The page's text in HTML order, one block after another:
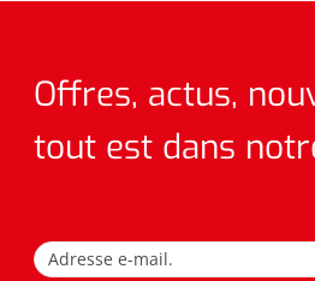
Offres, actus,
tout est dans